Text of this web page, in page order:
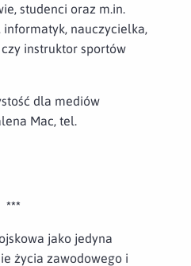
studenci oraz m.in.
nauczycielka,
instruktor sportów
dla mediów
Mac, tel.
***
jako jedyna
życia zawodowego i